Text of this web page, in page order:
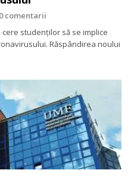
0 comentarii
studenților să se implice
Răspândirea noului